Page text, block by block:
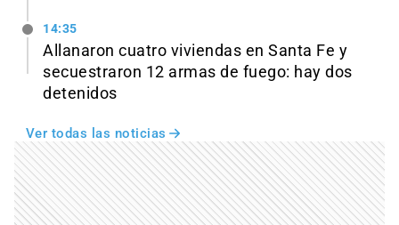
14:35
Allanaron cuatro viviendas en Santa Fe y
secuestraron 12 armas de fuego: hay dos
detenidos
Ver todas las noticias